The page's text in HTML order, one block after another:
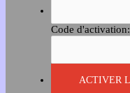
Code d'activation: